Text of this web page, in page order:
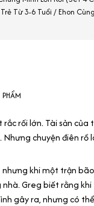
Từ 3-6 Tuổi / Ehon
rối lớn. Tài sản
chuyện điên rồ
khi một trận
Greg biết rằng
gây ra, nhưng có